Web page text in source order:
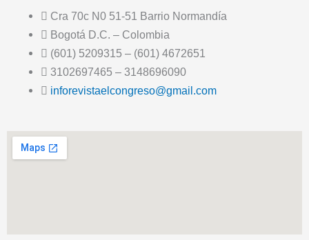
Cra 70c N0 51-51 Barrio Normandía
Bogotá D.C. – Colombia
(601) 5209315 – (601) 4672651
3102697465 – 3148696090
inforevistaelcongreso@gmail.com